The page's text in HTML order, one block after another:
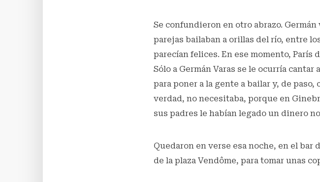
Se confundieron en otro abrazo.
parejas bailaban a orillas del río, entre
parecían felices. En ese momento, París
Sólo a Germán Varas se le ocurría
para poner a la gente a bailar y, de
verdad, no necesitaba, porque en
sus padres le habían legado un dinero
Quedaron en verse esa noche, en el bar
de la plaza Vendôme, para tomar unas